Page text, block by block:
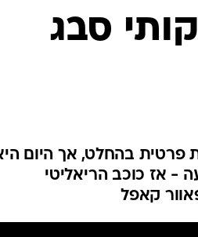
סבג
פרטית בהחלט, אך היום
- אז כוכב הריאליטי
קאפל